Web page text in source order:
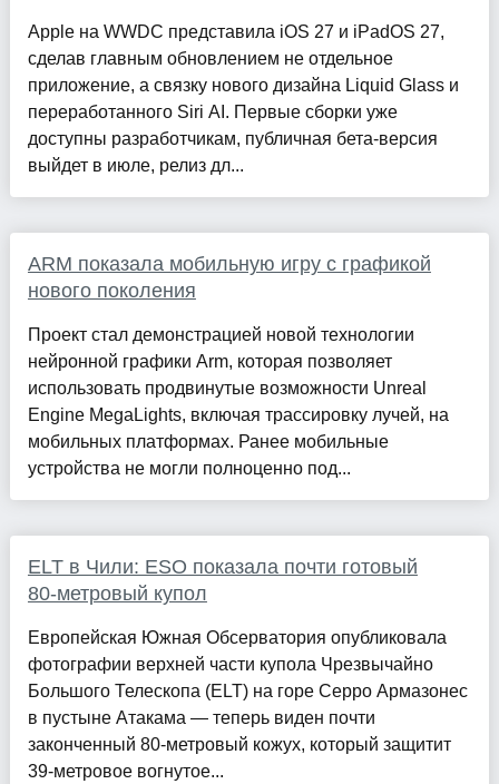
Apple на WWDC представила iOS 27 и iPadOS 27,
сделав главным обновлением не отдельное
приложение, а связку нового дизайна Liquid Glass и
переработанного Siri AI. Первые сборки уже
доступны разработчикам, публичная бета-версия
выйдет в июле, релиз дл...
ARM показала мобильную игру с графикой
нового поколения
Проект стал демонстрацией новой технологии
нейронной графики Arm, которая позволяет
использовать продвинутые возможности Unreal
Engine MegaLights, включая трассировку лучей, на
мобильных платформах. Ранее мобильные
устройства не могли полноценно под...
ELT в Чили: ESO показала почти готовый
80‑метровый купол
Европейская Южная Обсерватория опубликовала
фотографии верхней части купола Чрезвычайно
Большого Телескопа (ELT) на горе Серро Армазонес
в пустыне Атакама — теперь виден почти
законченный 80‑метровый кожух, который защитит
39‑метровое вогнутое...